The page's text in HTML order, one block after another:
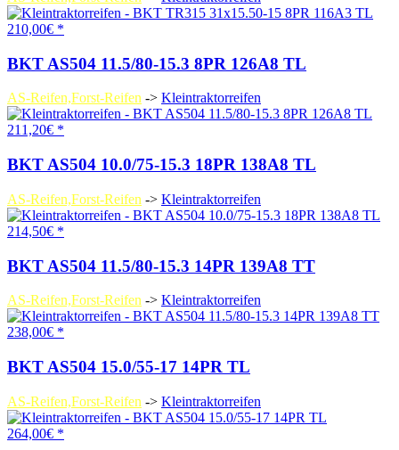
210,00€ *
BKT AS504 11.5/80-15.3 8PR 126A8 TL
AS-Reifen,Forst-Reifen -> Kleintraktorreifen
211,20€ *
BKT AS504 10.0/75-15.3 18PR 138A8 TL
AS-Reifen,Forst-Reifen -> Kleintraktorreifen
214,50€ *
BKT AS504 11.5/80-15.3 14PR 139A8 TT
AS-Reifen,Forst-Reifen -> Kleintraktorreifen
238,00€ *
BKT AS504 15.0/55-17 14PR TL
AS-Reifen,Forst-Reifen -> Kleintraktorreifen
264,00€ *